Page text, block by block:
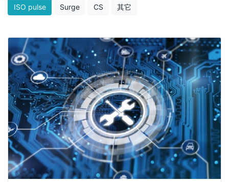
ISO pulse Surge CS 其它